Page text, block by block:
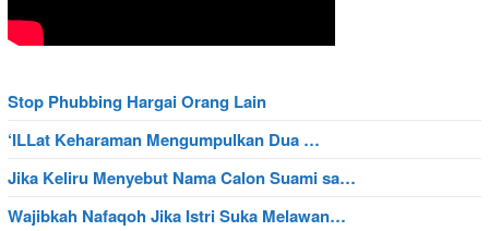
Stop Phubbing Hargai Orang Lain
‘ILLat Keharaman Mengumpulkan Dua …
Jika Keliru Menyebut Nama Calon Suami sa…
Wajibkah Nafaqoh Jika Istri Suka Melawan…